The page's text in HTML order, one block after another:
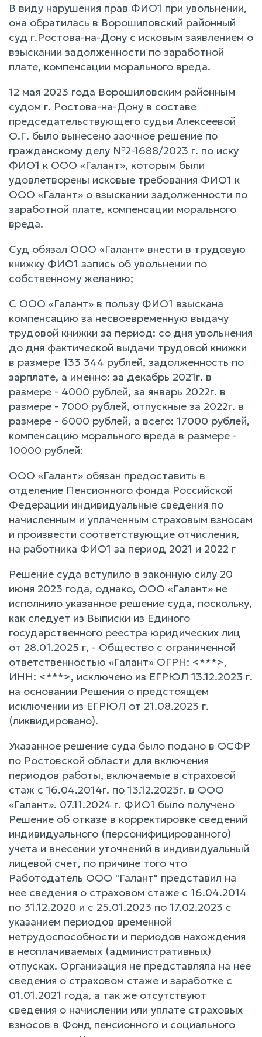
В виду нарушения прав ФИО1 при увольнении,
она обратилась в Ворошиловский районный
суд г.Ростова-на-Дону с исковым заявлением о
взыскании задолженности по заработной
плате, компенсации морального вреда.
12 мая 2023 года Ворошиловским районным
судом г. Ростова-на-Дону в составе
председательствующего судьи Алексеевой
О.Г. было вынесено заочное решение по
гражданскому делу №2-1688/2023 г. по иску
ФИО1 к ООО «Галант», которым были
удовлетворены исковые требования ФИО1 к
ООО «Галант» о взыскании задолженности по
заработной плате, компенсации морального
вреда.
Суд обязал ООО «Галант» внести в трудовую
книжку ФИО1 запись об увольнении по
собственному желанию;
С ООО «Галант» в пользу ФИО1 взыскана
компенсацию за несвоевременную выдачу
трудовой книжки за период: со дня увольнения
до дня фактической выдачи трудовой книжки
в размере 133 344 рублей, задолженность по
зарплате, а именно: за декабрь 2021г. в
размере - 4000 рублей, за январь 2022г. в
размере - 7000 рублей, отпускные за 2022г. в
размере - 6000 рублей, а всего: 17000 рублей,
компенсацию морального вреда в размере -
10000 рублей:
ООО «Галант» обязан предоставить в
отделение Пенсионного фонда Российской
Федерации индивидуальные сведения по
начисленным и уплаченным страховым взносам
и произвести соответствующие отчисления,
на работника ФИО1 за период 2021 и 2022 г
Решение суда вступило в законную силу 20
июня 2023 года, однако, ООО «Галант» не
исполнило указанное решение суда, поскольку,
как следует из Выписки из Единого
государственного реестра юридических лиц
от 28.01.2025 г, - Общество с ограниченной
ответственностью «Галант» ОГРН: <***>,
ИНН: <***>, исключено из ЕГРЮЛ 13.12.2023 г.
на основании Решения о предстоящем
исключении из ЕГРЮЛ от 21.08.2023 г.
(ликвидировано).
Указанное решение суда было подано в ОСФР
по Ростовской области для включения
периодов работы, включаемые в страховой
стаж с 16.04.2014г. по 13.12.2023г. в ООО
«Галант». 07.11.2024 г. ФИО1 было получено
Решение об отказе в корректировке сведений
индивидуального (персонифицированного)
учета и внесении уточнений в индивидуальный
лицевой счет, по причине того что
Работодатель ООО "Галант" представил на
нее сведения о страховом стаже с 16.04.2014
по 31.12.2020 и с 25.01.2023 по 17.02.2023 с
указанием периодов временной
нетрудоспособности и периодов нахождения
в неоплачиваемых (административных)
отпусках. Организация не представляла на нее
сведения о страховом стаже и заработке с
01.01.2021 года, а так же отсутствуют
сведения о начислении или уплате страховых
взносов в Фонд пенсионного и социального